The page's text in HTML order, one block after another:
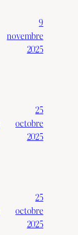
9
novembre
2025
25
octobre
2025
25
octobre
2025